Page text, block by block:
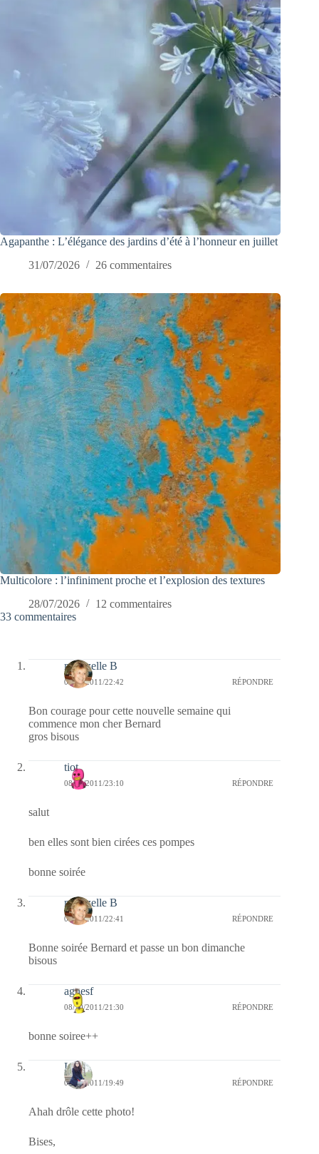
Agapanthe : L’élégance des jardins d’été à l’honneur en juillet
31/07/2026
26 commentaires
Multicolore : l’infiniment proche et l’explosion des textures
28/07/2026
12 commentaires
33 commentaires
mamzelle B
09/10/2011/22:42 RÉPONDRE
Bon courage pour cette nouvelle semaine qui
commence mon cher Bernard
gros bisous
tiot
08/10/2011/23:10 RÉPONDRE
salut
ben elles sont bien cirées ces pompes
bonne soirée
mamzelle B
08/10/2011/22:41 RÉPONDRE
Bonne soirée Bernard et passe un bon dimanche
bisous
agnesf
08/10/2011/21:30 RÉPONDRE
bonne soiree++
Lune
08/10/2011/19:49 RÉPONDRE
Ahah drôle cette photo!
Bises,